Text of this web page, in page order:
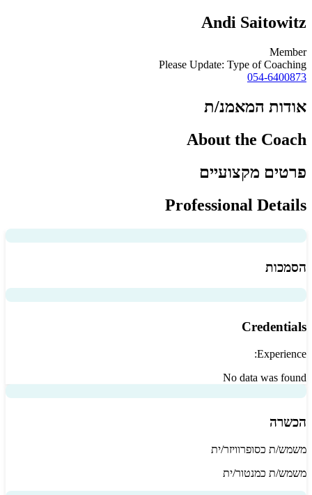
Andi Saitowitz
Member
Please Update: Type of Coaching​
054-6400873
אודות המאמנ/ת
About the Coach
פרטים מקצועיים
Professional Details
הסמכות
Credentials
Experience:
No data was found
הכשרה
משמש/ת כסופרוויזר/ית
משמש/ת כמנטור/ית